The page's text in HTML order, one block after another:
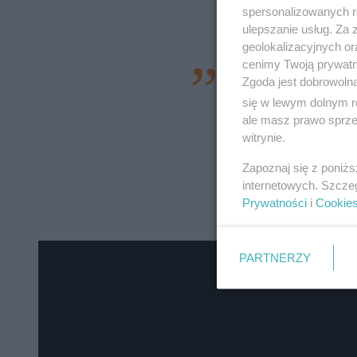
Nie chciałbym
homofobem,
wy***ane, ale jak
na internecie, to
Budda.
spersonalizowanych
ulepszanie usług.
geolokalizacyjnych
cenimy Twoją
Zgoda jest
się w lewym dolnym
ale masz prawo
witrynie.
Zapoznaj się z
internetowych.
Prywatności i Cookies
PARTNERZY